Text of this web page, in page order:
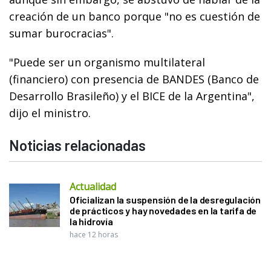
creación de un banco porque "no es cuestión de
sumar burocracias".
"Puede ser un organismo multilateral
(financiero) con presencia de BANDES (Banco de
Desarrollo Brasileño) y el BICE de la Argentina",
dijo el ministro.
Noticias relacionadas
Actualidad
Oficializan la suspensión de la desregulación
de prácticos y hay novedades en la tarifa de
la hidrovía
hace 12 horas